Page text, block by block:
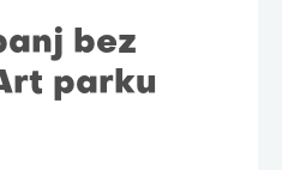
bez
parku